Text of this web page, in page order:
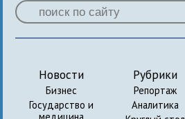
Новости
Бизнес
Государство и
медицина
Рубрики
Репортаж
Аналитика